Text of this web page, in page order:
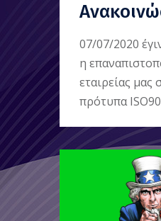
07/07/2020
η
εταιρείας μας
πρότυπα